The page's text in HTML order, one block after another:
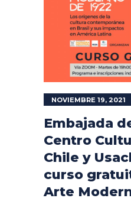
NOVIEMBRE 19, 2021
Embajada
Centro
Chile y
curso
Arte